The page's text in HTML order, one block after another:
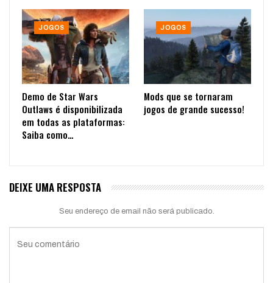
JOGOS
Demo de Star Wars
Outlaws é disponibilizada
em todas as plataformas:
Saiba como…
JOGOS
Mods que se tornaram
jogos de grande sucesso!
DEIXE UMA RESPOSTA
Seu endereço de email não será publicado.